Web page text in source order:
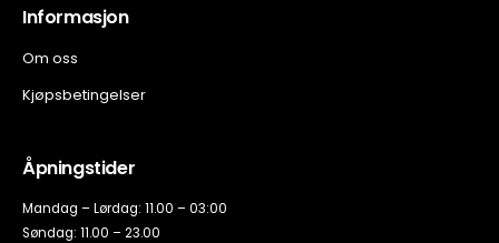
Informasjon
Om oss
Kjøpsbetingelser
Åpningstider
Mandag – Lørdag: 11.00 – 03:00
Søndag: 11.00 – 23.00